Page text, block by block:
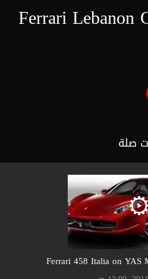
Ferrari Lebanon
صلة